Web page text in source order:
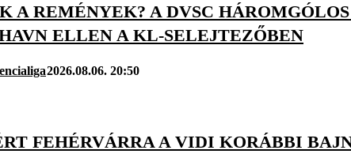
A REMÉNYEK? A DVSC
ELLEN A KL-SELEJTEZŐBEN
2026.08.06. 20:50
FEHÉRVÁRRA A VIDI KORÁBBI